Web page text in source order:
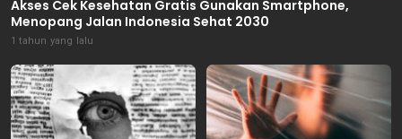
Akses Cek Kesehatan Gratis Gunakan Smartphone,
Menopang Jalan Indonesia Sehat 2030
1 tahun yang lalu